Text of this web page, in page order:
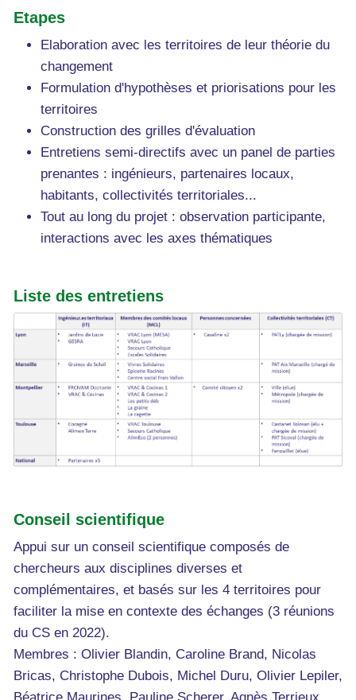
Etapes
Elaboration avec les territoires de leur théorie du
changement
Formulation d'hypothèses et priorisations pour les
territoires
Construction des grilles d'évaluation
Entretiens semi-directifs avec un panel de parties
prenantes : ingénieurs, partenaires locaux,
habitants, collectivités territoriales...
Tout au long du projet : observation participante,
interactions avec les axes thématiques
Liste des entretiens
Conseil scientifique
Appui sur un conseil scientifique composés de
chercheurs aux disciplines diverses et
complémentaires, et basés sur les 4 territoires pour
faciliter la mise en contexte des échanges (3 réunions
du CS en 2022).
Membres : Olivier Blandin, Caroline Brand, Nicolas
Bricas, Christophe Dubois, Michel Duru, Olivier Lepiler,